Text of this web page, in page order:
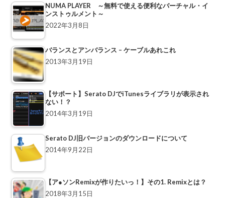
NUMA PLAYER ～無料で使える便利なバーチャル・イ
ンストゥルメント～
2022年3月8日
バランスとアンバランス – ケーブルあれこれ
2013年3月19日
【サポート】Serato DJでiTunesライブラリが表示され
ない！？
2014年3月19日
Serato DJ旧バージョンのダウンロードについて
2014年9月22日
【ア●ソンRemixが作りたいっ！】その1. Remixとは？
2018年3月15日